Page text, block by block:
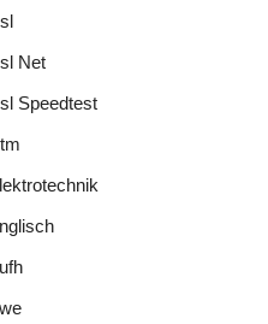
Net
Speedtest